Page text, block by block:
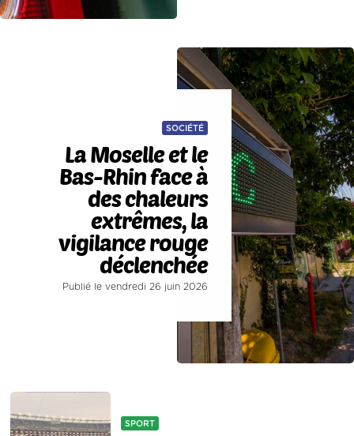
SOCIÉTÉ
La Moselle et le
Bas-Rhin face à
des chaleurs
extrêmes, la
vigilance rouge
déclenchée
Publié le vendredi 26 juin 2026
SPORT